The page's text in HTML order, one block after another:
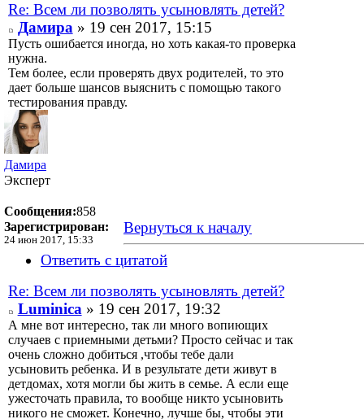
Re: Всем ли позволять усыновлять детей?
Дамира» 19 сен 2017, 15:15
Пусть ошибается иногда, но хоть какая-то проверка
нужна.
Тем более, если проверять двух родителей, то это
дает больше шансов выяснить с помощью такого
тестирования правду.
Дамира
Эксперт
Сообщения:858
Зарегистрирован:
24 июн 2017, 15:33
Вернуться к началу
Ответить с цитатой
Re: Всем ли позволять усыновлять детей?
Luminica» 19 сен 2017, 19:32
А мне вот интересно, так ли много вопиющих
случаев с приемными детьми? Просто сейчас и так
очень сложно добиться ,чтобы тебе дали
усыновить ребенка. И в результате дети живут в
детдомах, хотя могли бы жить в семье. А если еще
ужесточать правила, то вообще никто усыновить
никого не сможет. Конечно, лучше бы, чтобы эти